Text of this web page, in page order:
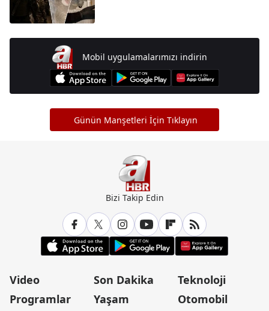
Mobil uygulamalarımızı indirin
Günün Manşetleri İçin Tıklayın
Bizi Takip Edin
Video
Programlar
Son Dakika
Yaşam
Teknoloji
Otomobil